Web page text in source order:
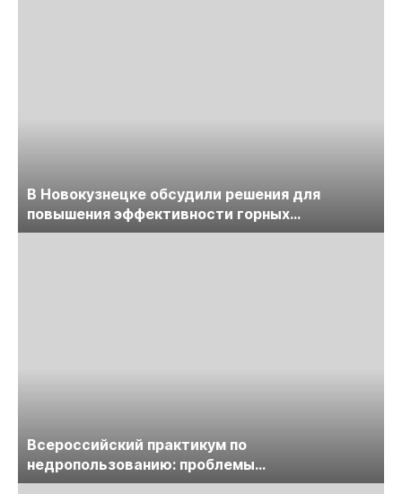
В Новокузнецке обсудили решения для
повышения эффективности горных
предприятий
Всероссийский практикум по
недропользованию: проблемы
лицензирования, цифровизации, экспертизы